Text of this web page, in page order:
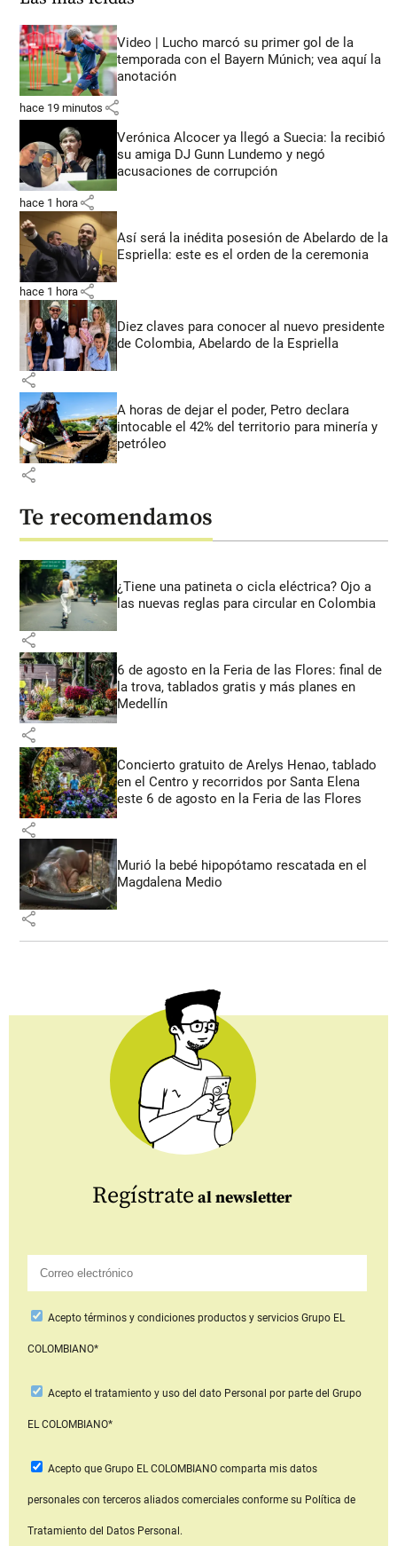
Video | Lucho marcó su primer gol de la
temporada con el Bayern Múnich; vea aquí la
anotación
hace 19 minutos share
Verónica Alcocer ya llegó a Suecia: la recibió
su amiga DJ Gunn Lundemo y negó
acusaciones de corrupción
hace 1 hora share
Así será la inédita posesión de Abelardo de la
Espriella: este es el orden de la ceremonia
hace 1 hora share
Diez claves para conocer al nuevo presidente
de Colombia, Abelardo de la Espriella
share
A horas de dejar el poder, Petro declara
intocable el 42% del territorio para minería y
petróleo
share
Te recomendamos
¿Tiene una patineta o cicla eléctrica? Ojo a
las nuevas reglas para circular en Colombia
share
6 de agosto en la Feria de las Flores: final de
la trova, tablados gratis y más planes en
Medellín
share
Concierto gratuito de Arelys Henao, tablado
en el Centro y recorridos por Santa Elena
este 6 de agosto en la Feria de las Flores
share
Murió la bebé hipopótamo rescatada en el
Magdalena Medio
share
Regístrate al newsletter
Aceptotérminos y condiciones productos y serviciosGrupo EL
COLOMBIANO*
Acepto el tratamiento y uso del dato Personal por parte del Grupo
EL COLOMBIANO*
Acepto que Grupo EL COLOMBIANOcomparta mis datos
personales con terceros aliados comerciales conforme su Política de
Tratamiento del Datos Personal.